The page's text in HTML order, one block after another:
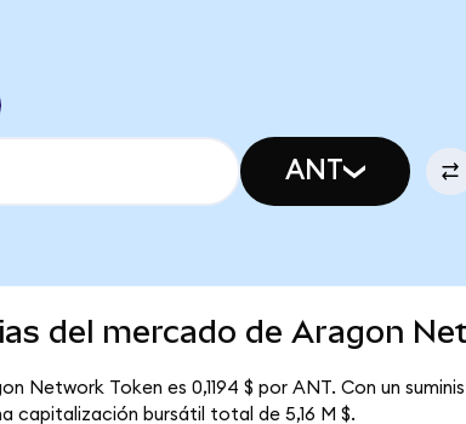
ANT
del mercado de Aragon
Network Token es 0,1194 $ por ANT. Con un
capitalización bursátil total de 5,16 M $.